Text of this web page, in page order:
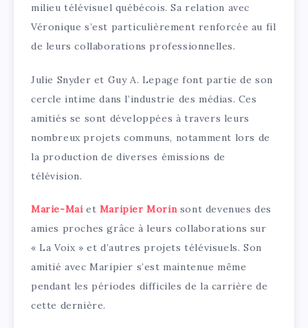
milieu télévisuel québécois. Sa relation avec
Véronique s’est particulièrement renforcée au fil
de leurs collaborations professionnelles.
Julie Snyder et Guy A. Lepage font partie de son
cercle intime dans l’industrie des médias. Ces
amitiés se sont développées à travers leurs
nombreux projets communs, notamment lors de
la production de diverses émissions de
télévision.
Marie-Mai et Maripier Morinsont devenues des
amies proches grâce à leurs collaborations sur
« La Voix » et d’autres projets télévisuels. Son
amitié avec Maripier s’est maintenue même
pendant les périodes difficiles de la carrière de
cette dernière.